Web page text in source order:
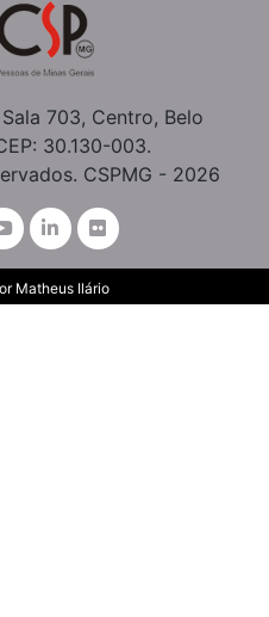
703, Centro, Belo
30.130-003.
CSPMG - 2026
Matheus Ilário